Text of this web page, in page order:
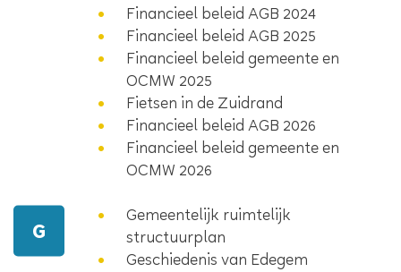
Financieel beleid AGB 2024
Financieel beleid AGB 2025
Financieel beleid gemeente en
OCMW 2025
Fietsen in de Zuidrand
Financieel beleid AGB 2026
Financieel beleid gemeente en
OCMW 2026
G
Gemeentelijk ruimtelijk
structuurplan
Geschiedenis van Edegem